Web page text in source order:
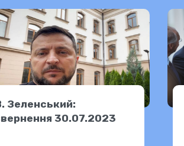
Зеленський:
30.07.2023